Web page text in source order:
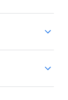
存​及​處理​